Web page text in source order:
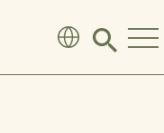
Click
search